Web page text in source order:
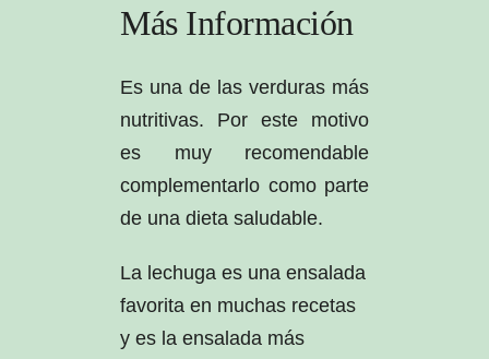
Más Información
Es una de las verduras más
nutritivas. Por este motivo
es muy recomendable
complementarlo como parte
de una dieta saludable.
La lechuga es una ensalada
favorita en muchas recetas
y es la ensalada más